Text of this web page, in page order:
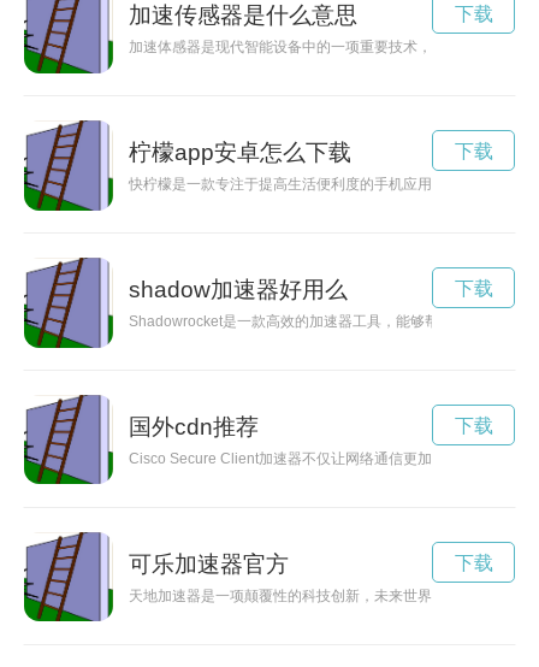
加速传感器是什么意思
加速体感器是现代智能设备中的一项重要技术，通过它可以实
下载
柠檬app安卓怎么下载
快柠檬是一款专注于提高生活便利度的手机应用，通过下载这
下载
shadow加速器好用么
Shadowrocket是一款高效的加速器工具，能够帮助用户在网络
下载
国外cdn推荐
Cisco Secure Client加速器不仅让网络通信更加安全可靠，还
下载
可乐加速器官方
天地加速器是一项颠覆性的科技创新，未来世界将因其出现而
下载